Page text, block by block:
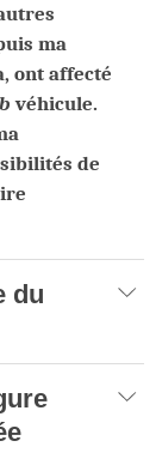
ma
ont affecté
véhicule.
de
du